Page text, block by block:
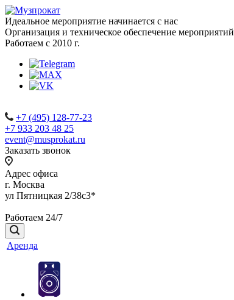
Идеальное мероприятие начинается с нас
Организация и техническое обеспечение мероприятий
Работаем с 2010 г.
+7 (495) 128-77-23
+7 933 203 48 25
event@musprokat.ru
Заказать звонок
Адрес офиса
г. Москва
ул Пятницкая 2/38с3*
Работаем 24/7
Аренда